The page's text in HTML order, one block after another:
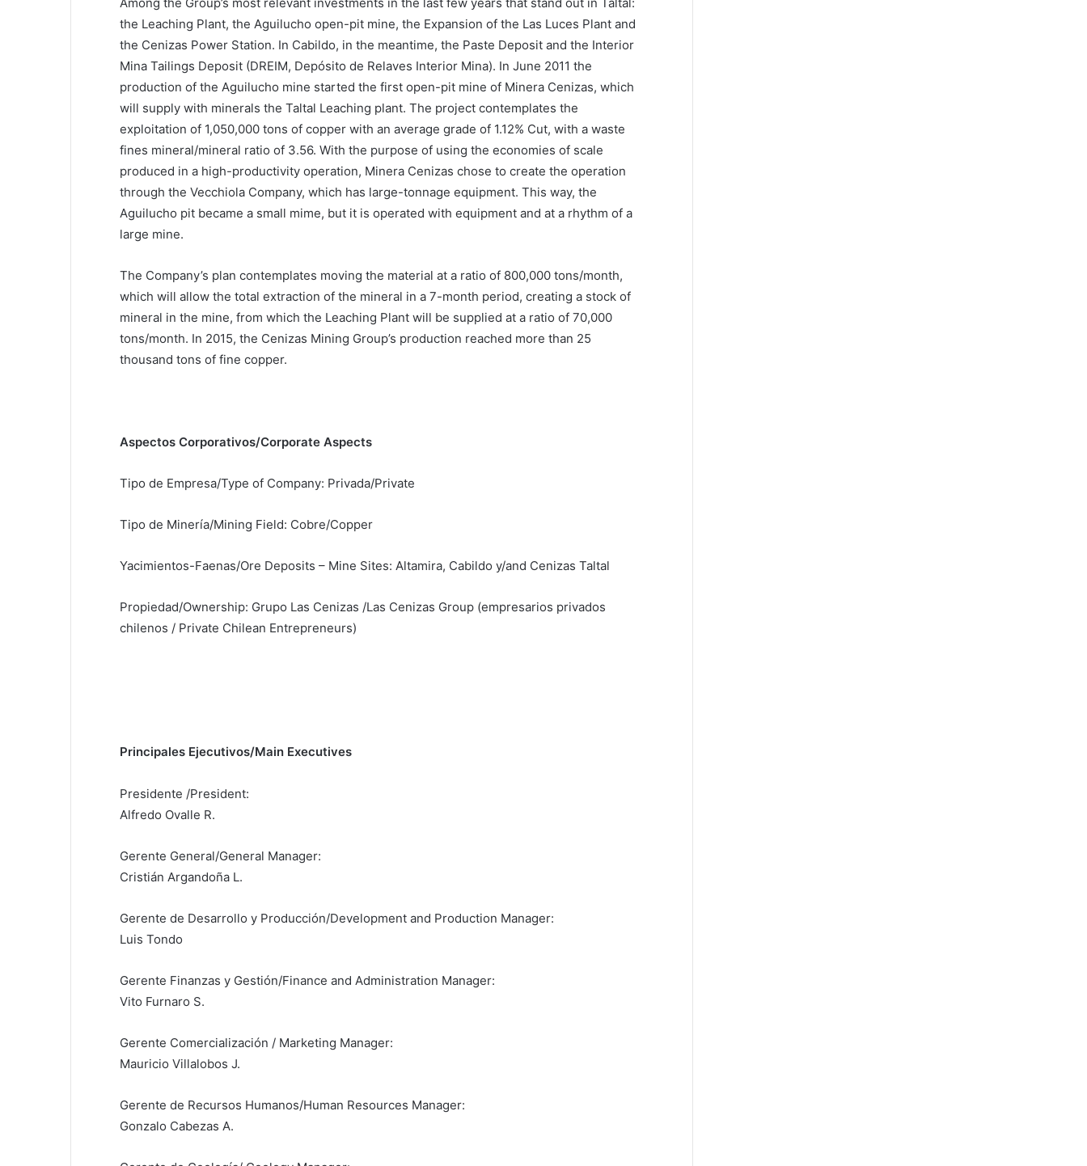
Among the Group’s most relevant investments in the last few years that stand out in Taltal:
the Leaching Plant, the Aguilucho open-pit mine, the Expansion of the Las Luces Plant and
the Cenizas Power Station. In Cabildo, in the meantime, the Paste Deposit and the Interior
Mina Tailings Deposit (DREIM, Depósito de Relaves Interior Mina). In June 2011 the
production of the Aguilucho mine started the first open-pit mine of Minera Cenizas, which
will supply with minerals the Taltal Leaching plant. The project contemplates the
exploitation of 1,050,000 tons of copper with an average grade of 1.12% Cut, with a waste
fines mineral/mineral ratio of 3.56. With the purpose of using the economies of scale
produced in a high-productivity operation, Minera Cenizas chose to create the operation
through the Vecchiola Company, which has large-tonnage equipment. This way, the
Aguilucho pit became a small mime, but it is operated with equipment and at a rhythm of a
large mine.
The Company’s plan contemplates moving the material at a ratio of 800,000 tons/month,
which will allow the total extraction of the mineral in a 7-month period, creating a stock of
mineral in the mine, from which the Leaching Plant will be supplied at a ratio of 70,000
tons/month. In 2015, the Cenizas Mining Group’s production reached more than 25
thousand tons of fine copper.
Aspectos Corporativos/Corporate Aspects
Tipo de Empresa/Type of Company: Privada/Private
Tipo de Minería/Mining Field: Cobre/Copper
Yacimientos-Faenas/Ore Deposits – Mine Sites: Altamira, Cabildo y/and Cenizas Taltal
Propiedad/Ownership: Grupo Las Cenizas /Las Cenizas Group (empresarios privados
chilenos / Private Chilean Entrepreneurs)
Principales Ejecutivos/Main Executives
Presidente /President:
Alfredo Ovalle R.
Gerente General/General Manager:
Cristián Argandoña L.
Gerente de Desarrollo y Producción/Development and Production Manager:
Luis Tondo
Gerente Finanzas y Gestión/Finance and Administration Manager:
Vito Furnaro S.
Gerente Comercialización / Marketing Manager:
Mauricio Villalobos J.
Gerente de Recursos Humanos/Human Resources Manager:
Gonzalo Cabezas A.